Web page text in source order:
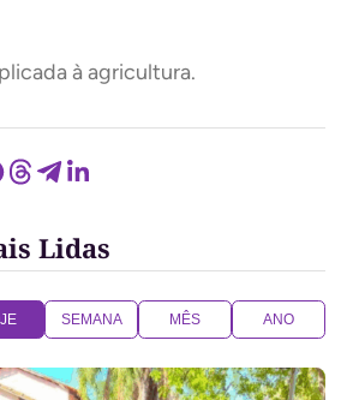
à agricultura.
Lidas
SEMANA MÊS ANO